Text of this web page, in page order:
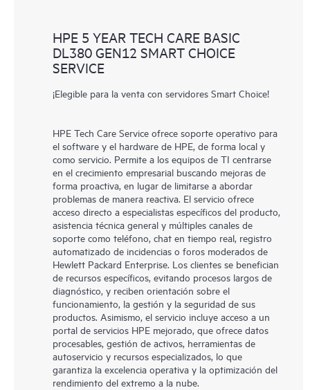
HPE 5 YEAR TECH CARE BASIC
DL380 GEN12 SMART CHOICE
SERVICE
¡Elegible para la venta con servidores Smart Choice!
HPE Tech Care Service ofrece soporte operativo para
el software y el hardware de HPE, de forma local y
como servicio. Permite a los equipos de TI centrarse
en el crecimiento empresarial buscando mejoras de
forma proactiva, en lugar de limitarse a abordar
problemas de manera reactiva. El servicio ofrece
acceso directo a especialistas específicos del producto,
asistencia técnica general y múltiples canales de
soporte como teléfono, chat en tiempo real, registro
automatizado de incidencias o foros moderados de
Hewlett Packard Enterprise. Los clientes se benefician
de recursos específicos, evitando procesos largos de
diagnóstico, y reciben orientación sobre el
funcionamiento, la gestión y la seguridad de sus
productos. Asimismo, el servicio incluye acceso a un
portal de servicios HPE mejorado, que ofrece datos
procesables, gestión de activos, herramientas de
autoservicio y recursos especializados, lo que
garantiza la excelencia operativa y la optimización del
rendimiento del extremo a la nube.